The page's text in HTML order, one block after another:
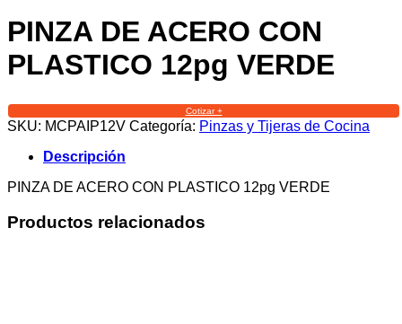
PINZA DE ACERO CON
PLASTICO 12pg VERDE
Cotizar +
SKU: MCPAIP12V Categoría: Pinzas y Tijeras de Cocina
Descripción
PINZA DE ACERO CON PLASTICO 12pg VERDE
Productos relacionados